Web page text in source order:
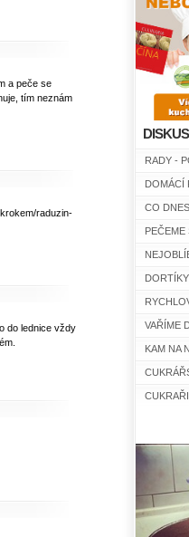
RADY -
DOMÁCÍ
CO
PEČEME
DORTÍKY
VAŘÍME
KAM NA
a peče se
tím neznám
raduzin-
do lednice vždy